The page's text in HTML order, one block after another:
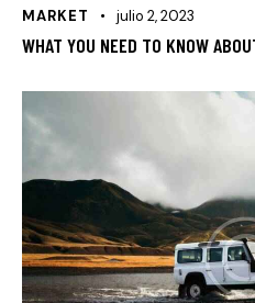
MARKET julio 2, 2023
WHAT YOU NEED TO KNOW